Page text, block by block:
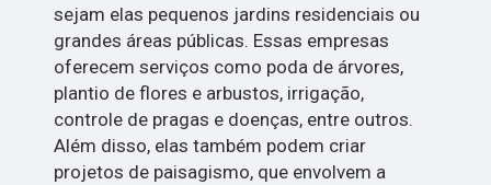
sejam elas pequenos jardins residenciais ou
grandes áreas públicas. Essas empresas
oferecem serviços como poda de árvores,
plantio de flores e arbustos, irrigação,
controle de pragas e doenças, entre outros.
Além disso, elas também podem criar
projetos de paisagismo, que envolvem a